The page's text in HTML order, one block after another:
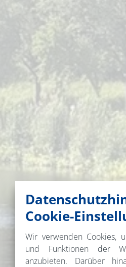
Cookie-
Wir verwenden Cookies,
und Funktionen der
anzubieten. Darüber